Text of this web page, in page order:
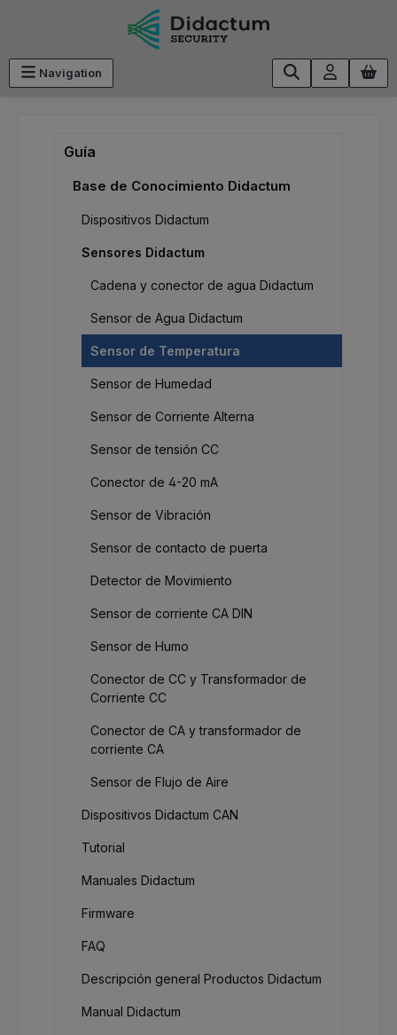
Saltar al contenido principal
Navigation
Guía
Base de Conocimiento Didactum
Dispositivos Didactum
Sensores Didactum
Cadena y conector de agua Didactum
Sensor de Agua Didactum
Sensor de Temperatura
Sensor de Humedad
Sensor de Corriente Alterna
Sensor de tensión CC
Conector de 4-20 mA
Sensor de Vibración
Sensor de contacto de puerta
Detector de Movimiento
Sensor de corriente CA DIN
Sensor de Humo
Conector de CC y Transformador de
Corriente CC
Conector de CA y transformador de
corriente CA
Sensor de Flujo de Aire
Dispositivos Didactum CAN
Tutorial
Manuales Didactum
Firmware
FAQ
Descripción general Productos Didactum
Manual Didactum